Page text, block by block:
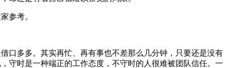
参考。
口多多。其实再忙、再有事也不差那么几分钟，只要还是没有
守时是一种端正的工作态度，不守时的人很难被团队信任。一